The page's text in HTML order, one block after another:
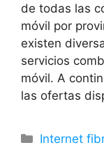
de todas las
móvil por
existen
servicios
móvil. A
las ofertas
Categorías
Internet